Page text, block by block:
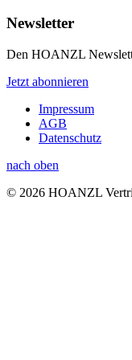
Newsletter
Den HOANZL
Jetzt abonnieren
Impressum
AGB
Datenschutz
nach oben
© 2026 HOANZL